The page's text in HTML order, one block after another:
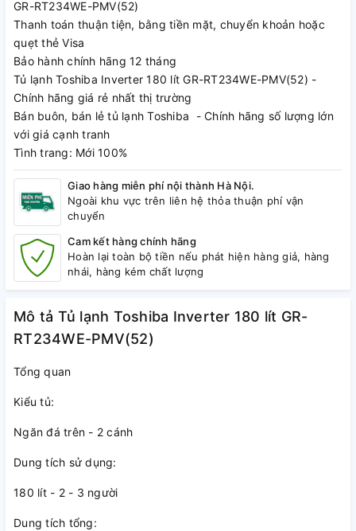
GR-RT234WE-PMV(52)
Thanh toán thuận tiện, bằng tiền mặt, chuyển khoản hoặc
quẹt thẻ Visa
Bảo hành chính hãng 12 tháng
Tủ lạnh Toshiba Inverter 180 lít GR-RT234WE-PMV(52) -
Chính hãng giá rẻ nhất thị trường
Bán buôn, bán lẻ tủ lạnh Toshiba - Chính hãng số lượng lớn
với giá cạnh tranh
Tình trang: Mới 100%
Giao hàng miễn phí nội thành Hà Nội.
Ngoài khu vực trên liên hệ thỏa thuận phí vận
chuyển
Cam kết hàng chính hãng
Hoàn lại toàn bộ tiền nếu phát hiện hàng giả, hàng
nhái, hàng kém chất lượng
Mô tả Tủ lạnh Toshiba Inverter 180 lít GR-
RT234WE-PMV(52)
Tổng quan
Kiểu tủ:
Ngăn đá trên - 2 cánh
Dung tích sử dụng:
180 lít - 2 - 3 người
Dung tích tổng: